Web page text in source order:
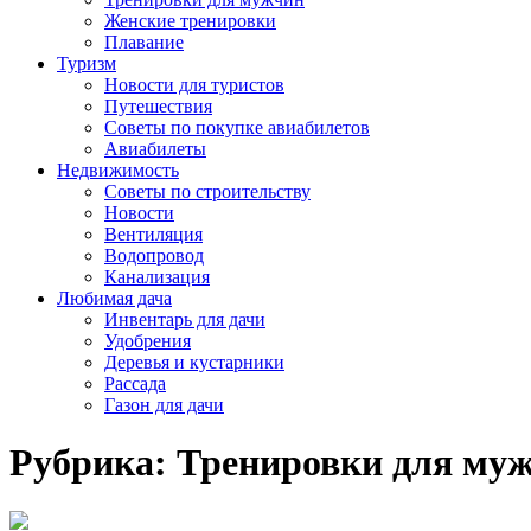
Женские тренировки
Плавание
Туризм
Новости для туристов
Путешествия
Советы по покупке авиабилетов
Авиабилеты
Недвижимость
Советы по строительству
Новости
Вентиляция
Водопровод
Канализация
Любимая дача
Инвентарь для дачи
Удобрения
Деревья и кустарники
Рассада
Газон для дачи
Рубрика: Тренировки для